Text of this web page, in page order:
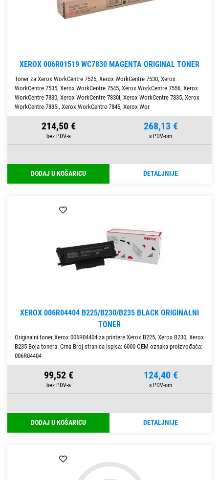
XEROX 006R01519 WC7830 MAGENTA ORIGINAL TONER
Toner za Xerox WorkCentre 7525, Xerox WorkCentre 7530, Xerox
WorkCentre 7535, Xerox WorkCentre 7545, Xerox WorkCentre 7556, Xerox
WorkCentre 7830, Xerox WorkCentre 7830i, Xerox WorkCentre 7835, Xerox
WorkCentre 7835i, Xerox WorkCentre 7845, Xerox Wor
214,50 € 268,13 €
DODAJ U KOŠARICU DETALJNIJE
XEROX 006R04404 B225/B230/B235 BLACK ORIGINALNI
TONER
Originalni toner Xerox 006R04404 za printere Xerox B225, Xerox B230, Xerox
B235 Boja tonera: Crna Broj stranica ispisa: 6000 OEM oznaka proizvođača:
006R04404
99,52 € 124,40 €
DODAJ U KOŠARICU DETALJNIJE